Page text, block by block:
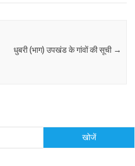
धुबरी (भाग) उपखंड के गांवों की सूची →
खोजें